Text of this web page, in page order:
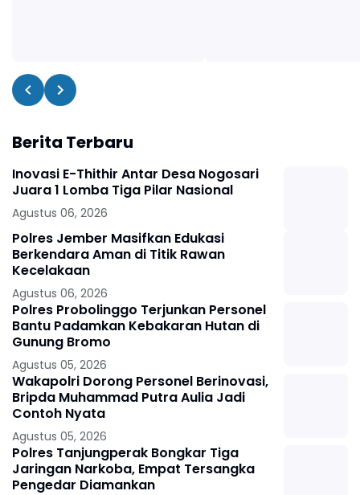
Berita Terbaru
Inovasi E-Thithir Antar Desa Nogosari
Juara 1 Lomba Tiga Pilar Nasional
Agustus 06, 2026
Polres Jember Masifkan Edukasi
Berkendara Aman di Titik Rawan
Kecelakaan
Agustus 06, 2026
Polres Probolinggo Terjunkan Personel
Bantu Padamkan Kebakaran Hutan di
Gunung Bromo
Agustus 05, 2026
Wakapolri Dorong Personel Berinovasi,
Bripda Muhammad Putra Aulia Jadi
Contoh Nyata
Agustus 05, 2026
Polres Tanjungperak Bongkar Tiga
Jaringan Narkoba, Empat Tersangka
Pengedar Diamankan